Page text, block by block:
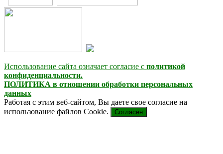
Использование сайта означает согласие с политикой
конфиденциальности.
ПОЛИТИКА в отношении обработки персональных
данных
Работая с этим веб-сайтом, Вы даете свое согласие на
использование файлов Cookie.
Согласен